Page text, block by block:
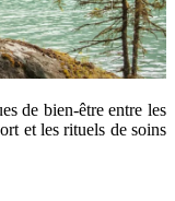
de bien-être entre les
et les rituels de soins